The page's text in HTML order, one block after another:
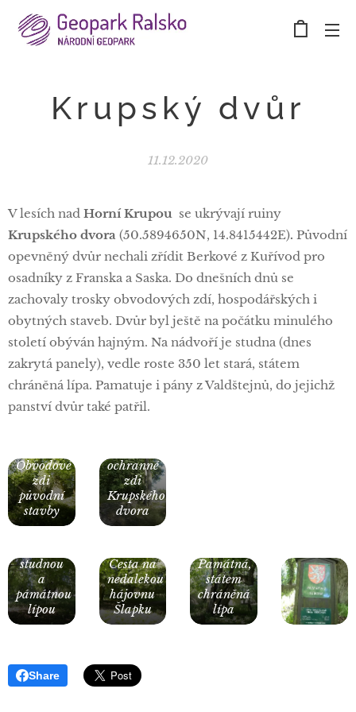
Krupský dvůr
11.12.2020
V lesích nad Horní Krupou se ukrývají ruiny
Krupského dvora (50.5894650N, 14.8415442E). Původní
opevněný dvůr nechali zřídit Berkové z Kuřívod pro
osadníky z Franska a Saska. Do dnešních dnů se
zachovaly trosky obvodových zdí, hospodářských i
obytných staveb. Dvůr byl ještě na počátku minulého
století obýván hajným. Na nádvoří je studna (dnes
zakrytá panely), vedle roste 350 let stará, státem
chráněná lípa. Pamatuje i pány z Valdštejnů, do jejichž
panství dvůr také patřil.
Obvodové
zdi
původní
stavby
ochranné
zdi
Krupského
dvora
Pohled
na
studnou
a
pámátnou
lípou
Cesta na
nedalekou
hájovnu
Šlapku
Památná,
státem
chráněná
lípa
Share